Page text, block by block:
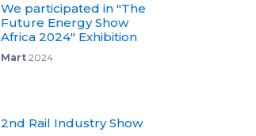
We participated in "The
Future Energy Show
Africa 2024" Exhibition
Mart2024
2nd Rail Industry Show